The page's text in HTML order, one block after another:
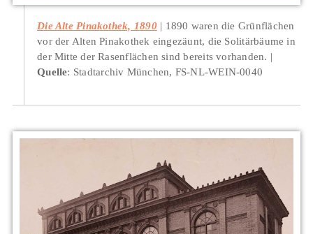
Die Alte Pinakothek, 1890
1890 waren die Grünflächen
vor der Alten Pinakothek eingezäunt, die Solitärbäume in
der Mitte der Rasenflächen sind bereits vorhanden.
Quelle: Stadtarchiv München, FS-NL-WEIN-0040